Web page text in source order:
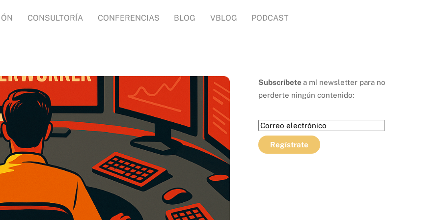
CONSULTORÍA CONFERENCIAS BLOG VBLOG PODCAST
Subscríbete a mí newsletter para no
perderte ningún contenido: